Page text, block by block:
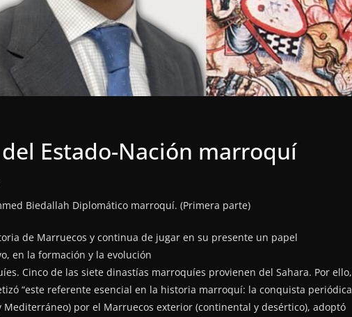
Estado-Nación marroquí
Biedallah Diplomático marroquí. (Primera parte)
de Marruecos y continua de jugar en su presente un papel
en la formación y la evolución
Cinco de las siete dinastías marroquíes provienen del Sahara. Por ello,
“este referente esencial en la historia marroquí: la conquista periódica
por el Marruecos exterior (continental y desértico), adoptó